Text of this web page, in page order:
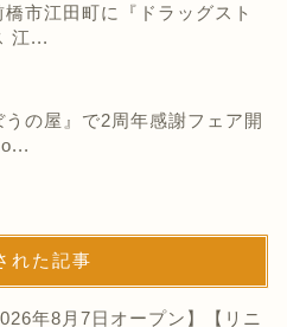
橋市江田町に『ドラッグスト
江...
うの屋』で2周年感謝フェア開
れた記事
年8月7日オープン】【リニ